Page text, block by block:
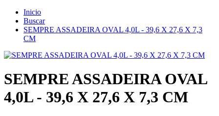
Inicio
Buscar
SEMPRE ASSADEIRA OVAL 4,0L - 39,6 X 27,6 X 7,3
CM
SEMPRE ASSADEIRA OVAL
4,0L - 39,6 X 27,6 X 7,3 CM